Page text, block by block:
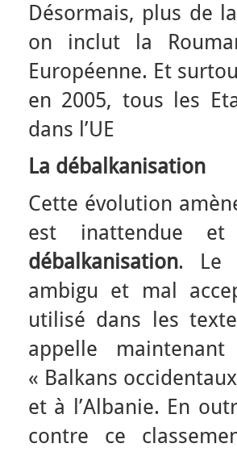
Désormais, plus de
on inclut la
Européenne. Et
en 2005, tous les
dans l’UE
La débalkanisation
Cette évolution
est inattendue
débalkanisation. Le
ambigu et mal
utilisé dans les
appelle
« Balkans
et à l’Albanie. En
contre ce